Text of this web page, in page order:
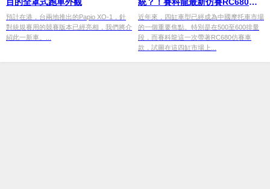
目的全罩式跑車外觀
預計在港，台兩地推出的Papio XO-1，針
對統規賽用的競賽版本已經亮相，我們將介
紹此一新車。...
統？！賽科龍最新仿賽RC680全
貌解析
近年來，四缸車型已經成為中國摩托車市場
的一個重要焦點。特別是在500至600排量
段，而賽科龍這一次帶著RC680仿賽車
款，試圖在這四缸市場上...